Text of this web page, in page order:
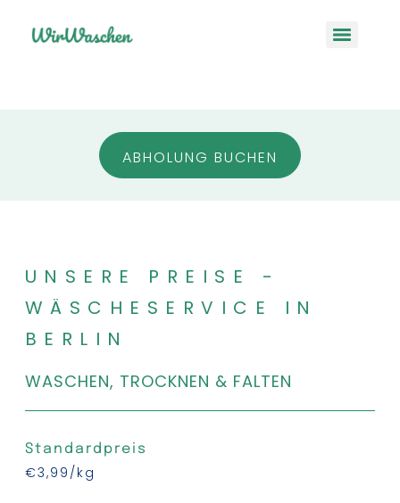
ABHOLUNG BUCHEN
UNSERE PREISE -
WÄSCHESERVICE IN
BERLIN
WASCHEN, TROCKNEN & FALTEN
Standardpreis
€3,99/kg